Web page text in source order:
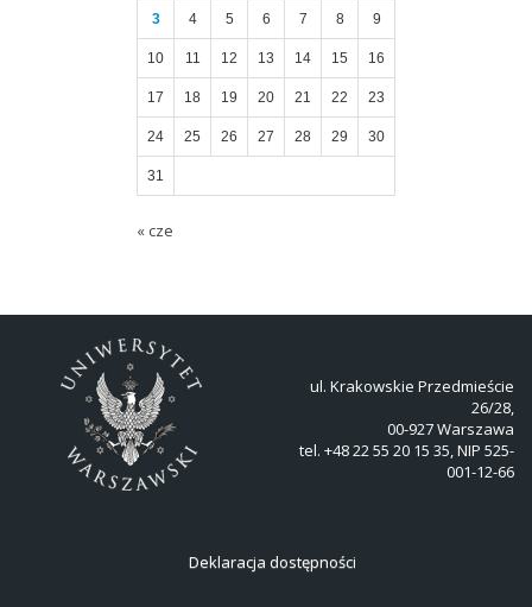
3 4 5 6 7 8 9
10 11 12 13 14 15 16
17 18 19 20 21 22 23
24 25 26 27 28 29 30
31
« cze
ul. Krakowskie Przedmieście
26/28,
00-927 Warszawa
tel. +48 22 55 20 15 35, NIP 525-
001-12-66
Deklaracja dostępności